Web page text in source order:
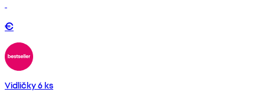
€
Vidličky 6 ks